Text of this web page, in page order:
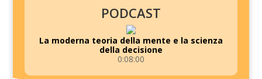
PODCAST
La moderna teoria della mente e la scienza
della decisione
0:08:00